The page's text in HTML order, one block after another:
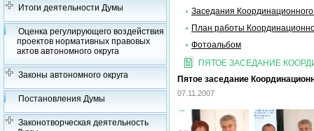
Итоги деятельности Думы
Оценка регулирующего воздействия
проектов нормативных правовых
актов автономного округа
Законы автономного округа
Постановления Думы
Законотворческая деятельность
Заседания
План работы
Фотоальбом
ПЯТОЕ ЗАСЕДАНИЕ
Пятое заседание
07.11.2007